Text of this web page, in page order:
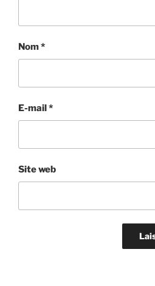
Nom*
E-mail*
Site web